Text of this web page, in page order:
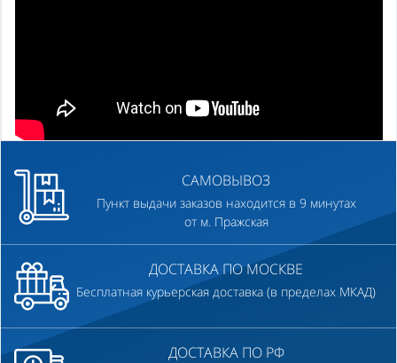
САМОВЫВОЗ
Пункт выдачи заказов находится в 9 минутах
от м. Пражская
ДОСТАВКА ПО МОСКВЕ
Бесплатная курьерская доставка (в пределах МКАД)
ДОСТАВКА ПО РФ